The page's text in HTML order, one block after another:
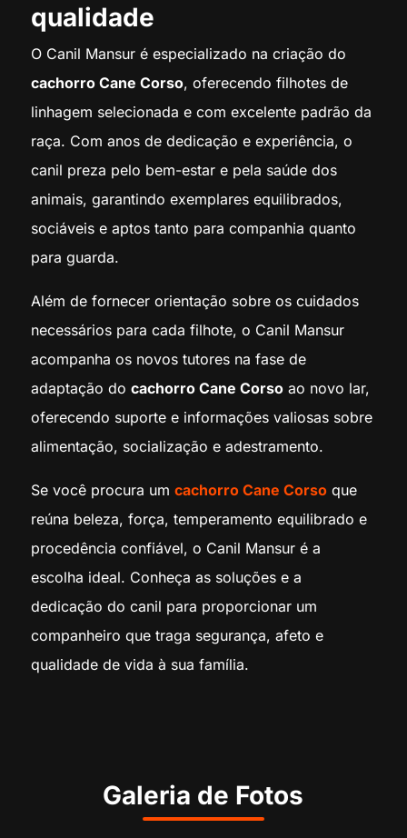
qualidade
O Canil Mansur é especializado na criação do
cachorro Cane Corso, oferecendo filhotes de
linhagem selecionada e com excelente padrão da
raça. Com anos de dedicação e experiência, o
canil preza pelo bem-estar e pela saúde dos
animais, garantindo exemplares equilibrados,
sociáveis e aptos tanto para companhia quanto
para guarda.
Além de fornecer orientação sobre os cuidados
necessários para cada filhote, o Canil Mansur
acompanha os novos tutores na fase de
adaptação do cachorro Cane Corsoao novo lar,
oferecendo suporte e informações valiosas sobre
alimentação, socialização e adestramento.
Se você procura um cachorro Cane Corsoque
reúna beleza, força, temperamento equilibrado e
procedência confiável, o Canil Mansur é a
escolha ideal. Conheça as soluções e a
dedicação do canil para proporcionar um
companheiro que traga segurança, afeto e
qualidade de vida à sua família.
Galeria de Fotos